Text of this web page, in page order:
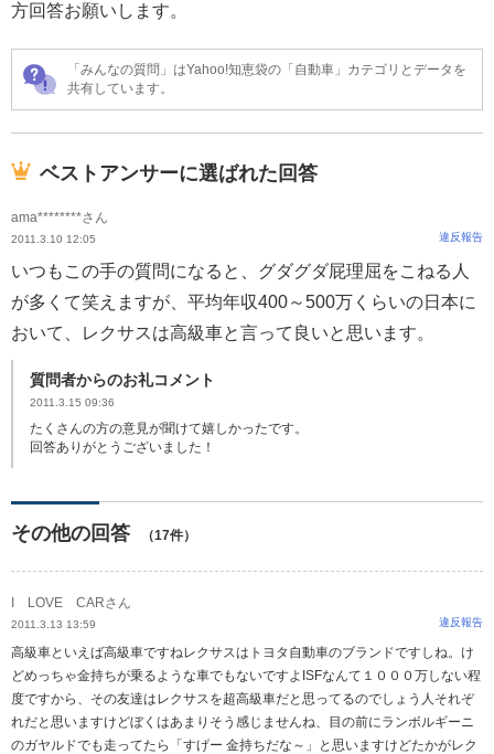
方回答お願いします。
「みんなの質問」はYahoo!知恵袋の「自動車」カテゴリとデータを
共有しています。
ベストアンサーに選ばれた回答
ama********さん
2011.3.10 12:05 違反報告
いつもこの手の質問になると、グダグダ屁理屈をこねる人
が多くて笑えますが、平均年収400～500万くらいの日本に
おいて、レクサスは高級車と言って良いと思います。
質問者からのお礼コメント
2011.3.15 09:36
たくさんの方の意見が聞けて嬉しかったです。
回答ありがとうございました！
その他の回答 （17件）
I LOVE CARさん
2011.3.13 13:59 違反報告
高級車といえば高級車ですねレクサスはトヨタ自動車のブランドですしね。け
どめっちゃ金持ちが乗るような車でもないですよISFなんて１０００万しない程
度ですから、その友達はレクサスを超高級車だと思ってるのでしょう人それぞ
れだと思いますけどぼくはあまりそう感じませんね、目の前にランボルギーニ
のガヤルドでも走ってたら「すげー 金持ちだな～」と思いますけどたかがレク